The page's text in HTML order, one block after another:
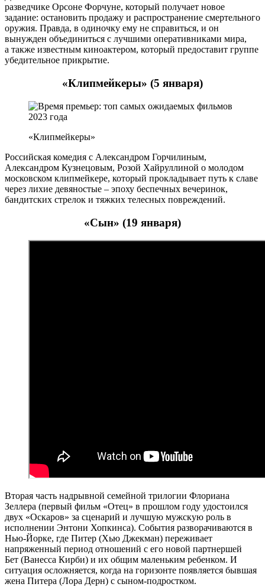
разведчике Орсоне Форчуне, который получает новое
задание: остановить продажу и распространение смертельного
оружия. Правда, в одиночку ему не справиться, и он
вынужден объединиться с лучшими оперативниками мира,
а также известным киноактером, который предоставит группе
убедительное прикрытие.
«Клипмейкеры» (5 января)
«Клипмейкеры»
Российская комедия с Александром Горчилиным,
Александром Кузнецовым, Розой Хайруллиной о молодом
московском клипмейкере, который прокладывает путь к славе
через лихие девяностые – эпоху беспечных вечеринок,
бандитских стрелок и тяжких телесных повреждений.
«Сын» (19 января)
Вторая часть надрывной семейной трилогии Флориана
Зеллера (первый фильм «Отец» в прошлом году удостоился
двух «Оскаров» за сценарий и лучшую мужскую роль в
исполнении Энтони Хопкинса). События разворачиваются в
Нью-Йорке, где Питер (Хью Джекман) переживает
напряженный период отношений с его новой партнершей
Бет (Ванесса Кирби) и их общим маленьким ребенком. И
ситуация осложняется, когда на горизонте появляется бывшая
жена Питера (Лора Дерн) с сыном-подростком.